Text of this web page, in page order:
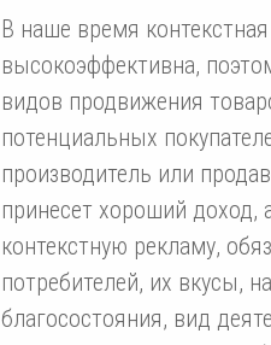
В наше время
высокоэффективна,
видов продвижения
потенциальных
производитель или
принесет хороший
контекстную рекламу,
потребителей, их вкусы,
благосостояния, вид